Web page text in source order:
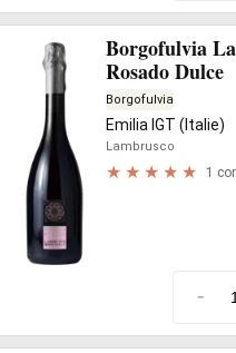
Borgofulvia
Rosado Dulce
Borgofulvia
Emilia IGT (Italie)
Lambrusco
1
-